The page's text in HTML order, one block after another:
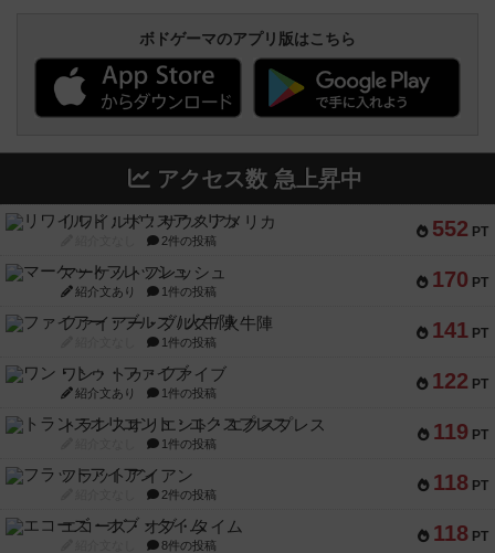
ボドゲーマのアプリ版はこちら
アクセス数 急上昇中
552 PT
リワイルド：サウスアメリカ
2件の投稿
170 PT
マーケットフレッシュ
紹介文あり 1件の投稿
141 PT
ファイアー・ブルズ / 火牛陣
1件の投稿
122 PT
ワン・トゥ・ファイブ
紹介文あり 1件の投稿
119 PT
トランスオリエント・エクスプレス
1件の投稿
118 PT
フラットアイアン
2件の投稿
118 PT
エコーズ・オブ・タイム
8件の投稿